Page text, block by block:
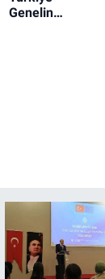
Genelinde